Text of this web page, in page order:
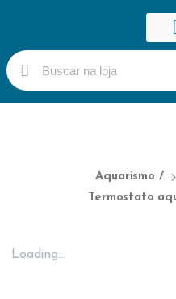
Aquarismo /
Termostato
Loading...